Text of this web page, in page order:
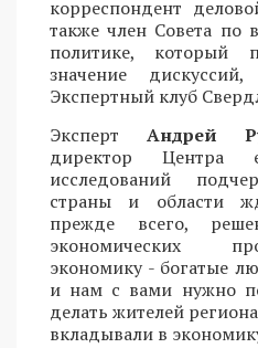
корреспондент
также член Совета по
политике, который
значение
Экспертный клуб
Эксперт Андрей
директор Центра
исследований
страны и области
прежде всего,
экономических
экономику - богатые
и нам с вами нужно
делать жителей
вкладывали в